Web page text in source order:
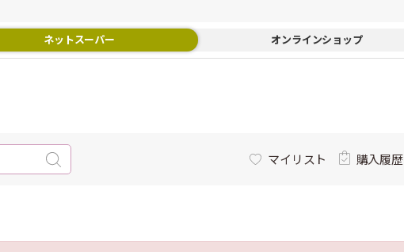
ネットスーパー オンラインショップ
マイリスト 購入履歴